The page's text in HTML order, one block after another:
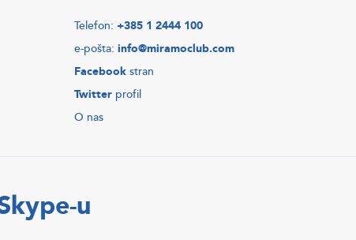
Telefon: +385 1 2444 100
e-pošta: info@miramoclub.com
Facebook stran
Twitter profil
O nas
u